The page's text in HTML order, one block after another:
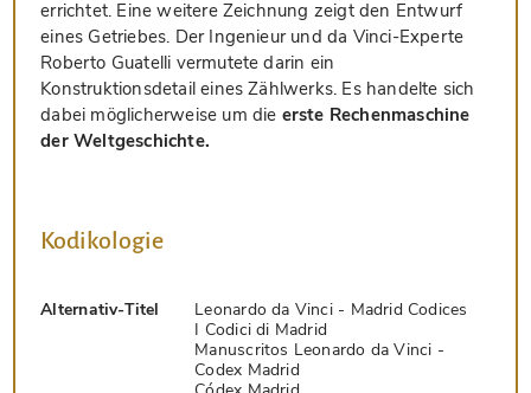
errichtet. Eine weitere Zeichnung zeigt den Entwurf
eines Getriebes. Der Ingenieur und da Vinci-Experte
Roberto Guatelli vermutete darin ein
Konstruktionsdetail eines Zählwerks. Es handelte sich
dabei möglicherweise um die erste Rechenmaschine
der Weltgeschichte.
Kodikologie
Alternativ-Titel
Leonardo da Vinci - Madrid Codices
I Codici di Madrid
Manuscritos Leonardo da Vinci -
Codex Madrid